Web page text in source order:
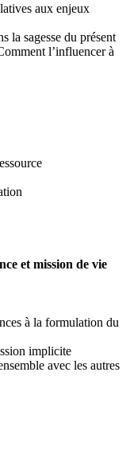
aux enjeux
la sagesse du présent
l’influencer à
et mission de vie
à la formulation du
implicite
avec les autres